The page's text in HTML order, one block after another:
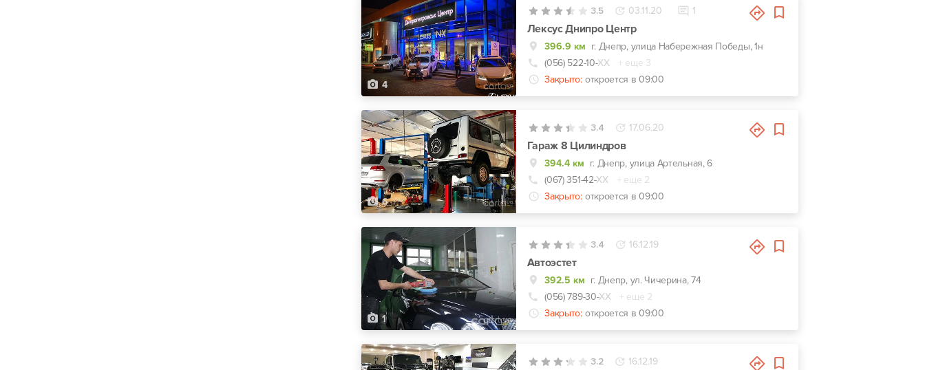
4
3.5 03.11.20 1
Лексус Днипро Центр
396.9 км г. Днепр, улица Набережная Победы, 1н
(056) 522-10-ХХ
+ еще 3
Закрыто: откроется в 09:00
6
3.4 17.06.20
Гараж 8 Цилиндров
394.4 км г. Днепр, улица Артельная, 6
(067) 351-42-ХХ
+ еще 2
Закрыто: откроется в 09:00
1
3.4 16.12.19
Автоэстет
392.5 км г. Днепр, ул. Чичерина, 74
(056) 789-30-ХХ
+ еще 2
Закрыто: откроется в 09:00
3.2 16.12.19